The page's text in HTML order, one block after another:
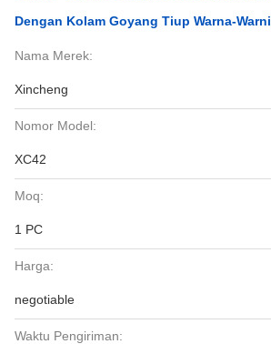
Dengan Kolam Goyang Tiup Warna-Warni
Nama Merek:
Xincheng
Nomor Model:
XC42
Moq:
1 PC
Harga:
negotiable
Waktu Pengiriman: